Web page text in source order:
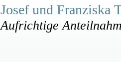
Josef und Franziska
Aufrichtige